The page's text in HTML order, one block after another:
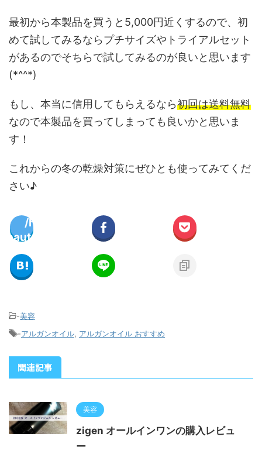
最初から本製品を買うと5,000円近くするので、初
めて試してみるならプチサイズやトライアルセット
があるのでそちらで試してみるのが良いと思います
(*^^*)
もし、本当に信用してもらえるなら初回は送料無料
なので本製品を買ってしまっても良いかと思いま
す！
これからの冬の乾燥対策にぜひとも使ってみてくだ
さい♪
/home/ryo-
public_html/wp-
sns-count-cache/sns-
count-cache.php
on
line
2897
-美容
-アルガンオイル アルガンオイル おすすめ
関連記事
美容
zigen オールインワンの購入レビュ
ー